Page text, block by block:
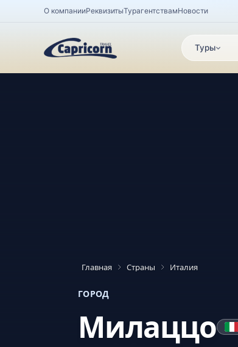
О компанииРеквизитыТурагентствамНовости
Туры
Главная Страны Италия
ГОРОД
Милаццо